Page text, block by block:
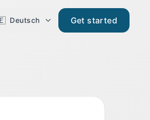
Deutsch Get started